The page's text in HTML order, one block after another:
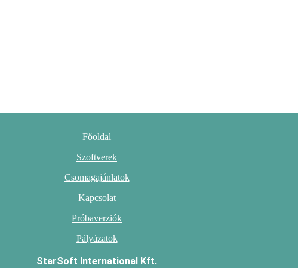
Főoldal
Szoftverek
Csomagajánlatok
Kapcsolat
Próbaverziók
Pályázatok
StarSoft International Kft.